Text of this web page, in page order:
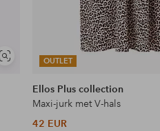
SoortgelijkeOUTLET
Ellos Plus collection
Maxi-jurk met V-hals
42 EUR